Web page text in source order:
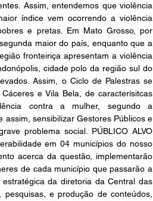
Assim, entendemos que violência
índice vem ocorrendo a violência
e pretas. Em Mato Grosso, por
maior do país, enquanto que a
fronteiriça apresentam a violência
cidade polo da região sul do
Assim, o Ciclo de Palestras se
e Vila Bela, de caracterísitcas
contra a mulher, segundo a
sensibilizar Gestores Públicos e
problema social. PÚBLICO ALVO
em 04 municípios do nosso
acerca da questão, implementarão
de cada município que passarão a
da diretoria da Central das
e produção de conteúdos,